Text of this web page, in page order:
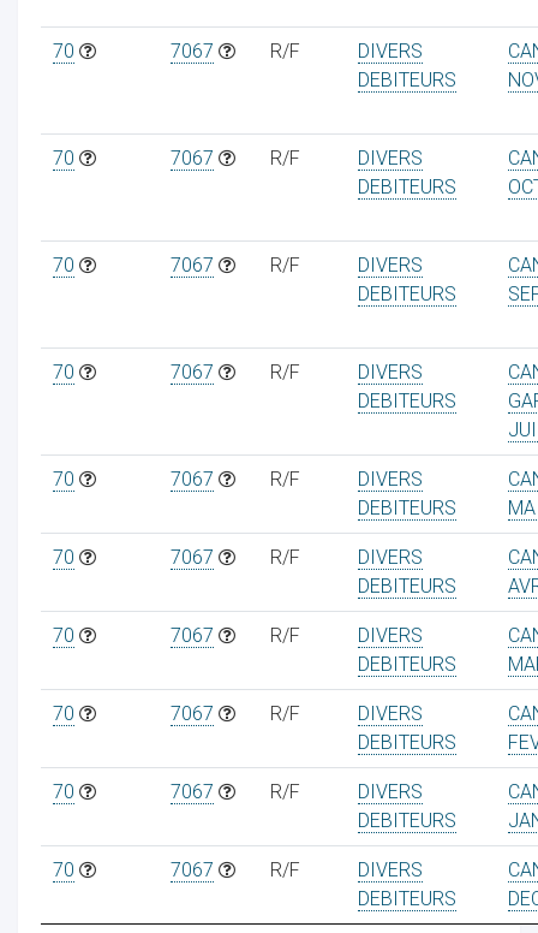
70 7067 R/F
DIVERS
DEBITEURS
70 7067 R/F
DIVERS
DEBITEURS
70 7067 R/F
DIVERS
DEBITEURS
70 7067 R/F
DIVERS
DEBITEURS
70 7067 R/F
DIVERS
DEBITEURS
70 7067 R/F
DIVERS
DEBITEURS
70 7067 R/F
DIVERS
DEBITEURS
70 7067 R/F
DIVERS
DEBITEURS
70 7067 R/F
DIVERS
DEBITEURS
70 7067 R/F
DIVERS
DEBITEURS